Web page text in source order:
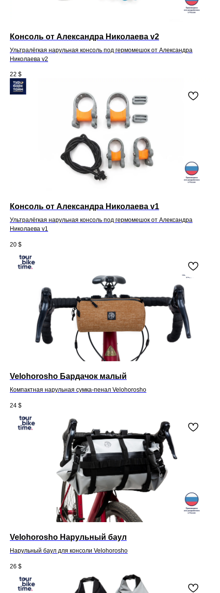
Консоль от Александра Николаева v2
Ультралёгкая нарульная консоль под гермомешок от Александра
Николаева v2
22 $
Консоль от Александра Николаева v1
Ультралёгкая нарульная консоль под гермомешок от Александра
Николаева v1
20 $
Velohorosho Бардачок малый
Компактная нарульная сумка-пенал Velohorosho
24 $
Velohorosho Нарульный баул
Нарульный баул для консоли Velohorosho
26 $